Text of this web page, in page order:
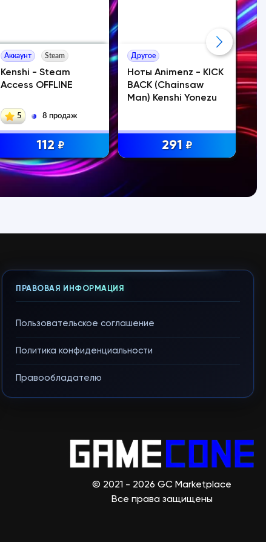
Аккаунт Steam
Kenshi - Steam
Access OFFLINE
5 8 продаж
112 ₽
Другое
Ноты Animenz - KICK
BACK (Chainsaw
Man) Kenshi Yonezu
291 ₽
ПРАВОВАЯ ИНФОРМАЦИЯ
Пользовательское соглашение
Политика конфиденциальности
Правообладателю
© 2021 - 2026 GC Marketplace
Все права защищены